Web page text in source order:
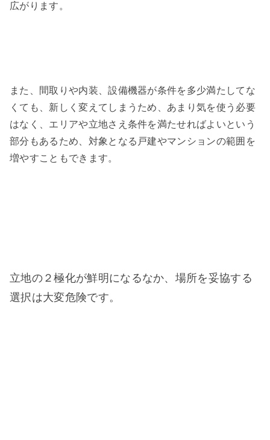
広がります。
また、間取りや内装、設備機器が条件を多少満たしてな
くても、新しく変えてしまうため、あまり気を使う必要
はなく、エリアや立地さえ条件を満たせればよいという
部分もあるため、対象となる戸建やマンションの範囲を
増やすこともできます。
立地の２極化が鮮明になるなか、場所を妥協する
選択は大変危険です。